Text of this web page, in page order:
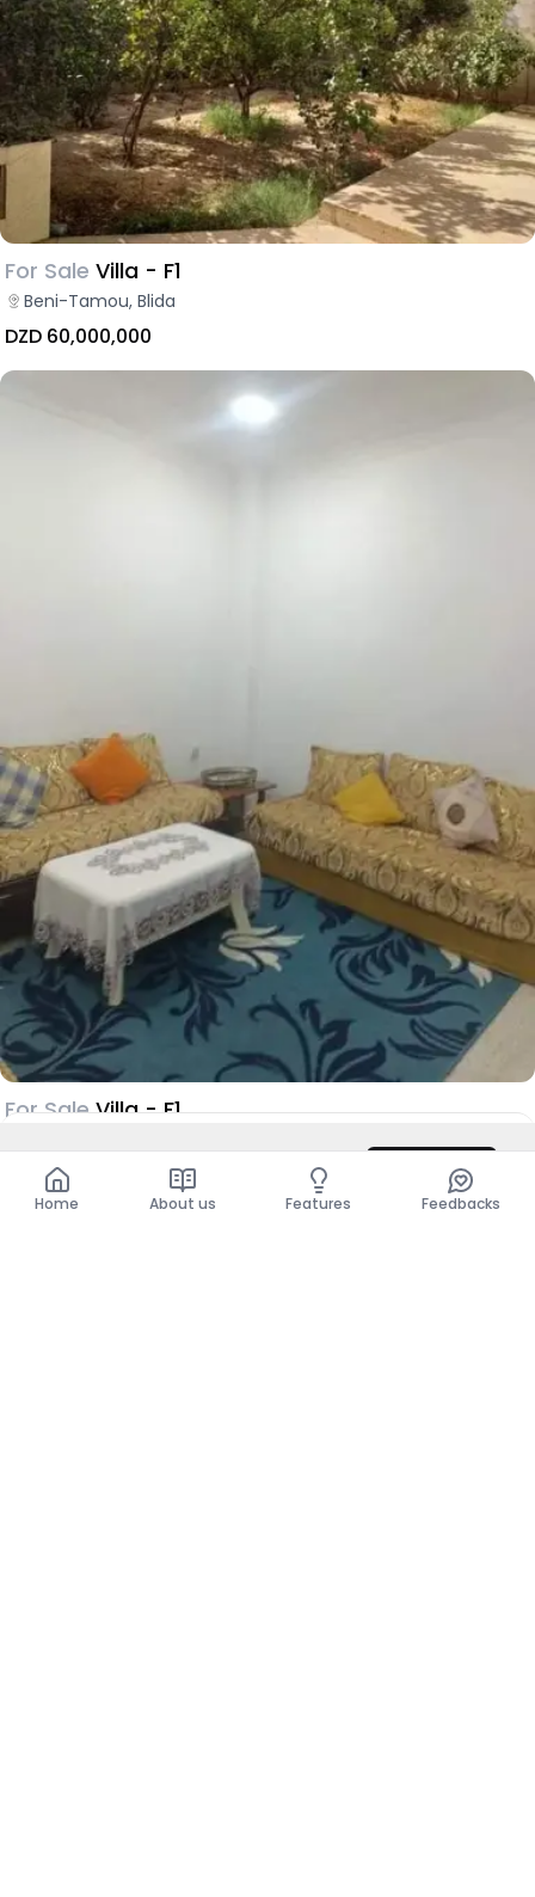
For Sale Villa - F1
Beni-Tamou, Blida
DZD 60,000,000
For Sale Villa - F1
DZD 25,000,000
DZD 65,000 / Month
Total
DZD 65,000
Contact
Home About us Features Feedbacks